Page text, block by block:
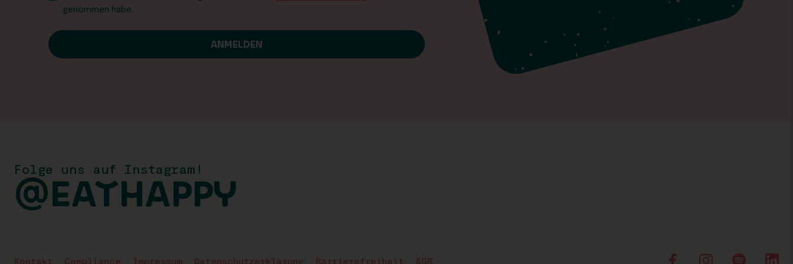
genommen habe.
Folge uns auf Instagram!
@EATHAPPY
Kontakt Compliance Impressum Datenschutzerklärung Barrierefreiheit AGB